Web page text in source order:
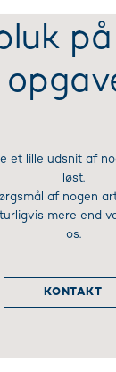
et lille udsnit af
løst.
af nogen
mere end
os.
KONTAKT